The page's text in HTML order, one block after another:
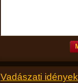
Vadászati idények